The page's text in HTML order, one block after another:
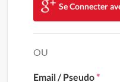
Se Connecter
OU
Email / Pseudo*